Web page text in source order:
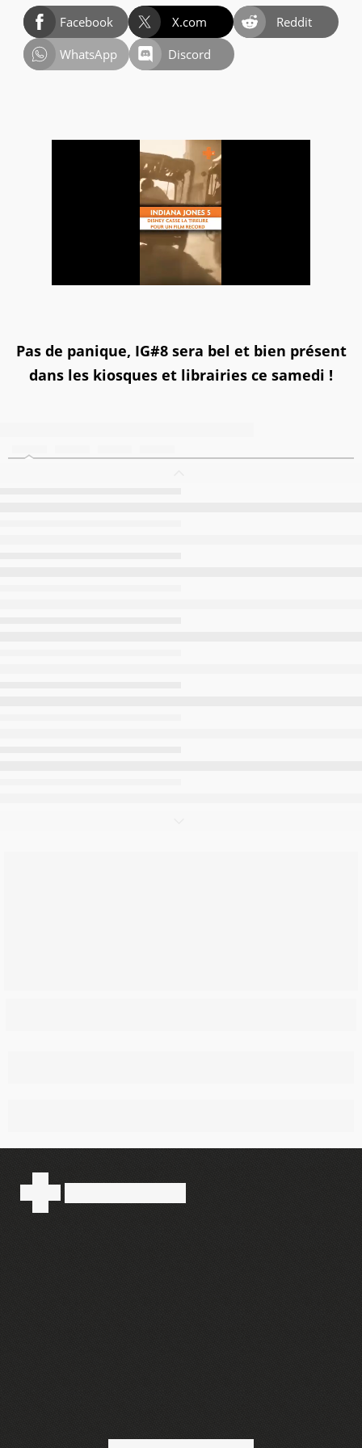
Facebook X.com
Reddit
WhatsApp
Discord
Pas de panique, IG#8 sera bel et bien présent
dans les kiosques et librairies ce samedi !